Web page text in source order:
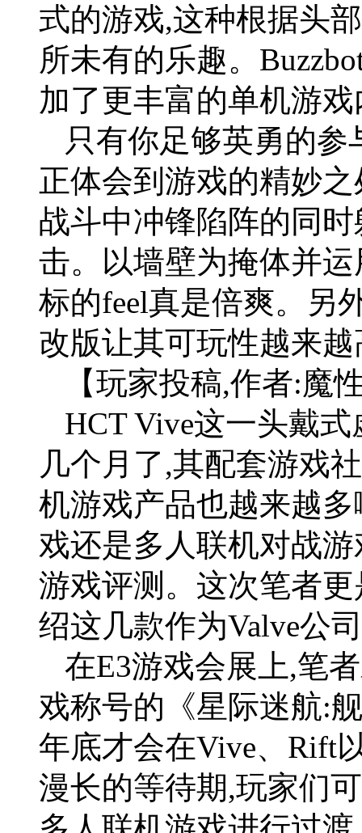
式的游戏,这种根据头
所未有的乐趣。
加了更丰富的单机游
只有你足够英勇的
正体会到游戏的精妙
战斗中冲锋陷阵的同
击。以墙壁为掩体并
标的feel真是倍爽。另
改版让其可玩性越来越
【玩家投稿,作者:魔
HCT Vive这一头戴
几个月了,其配套游戏
机游戏产品也越来越
戏还是多人联机对战
游戏评测。这次笔者
绍这几款作为Valve公
在E3游戏会展上,笔
戏称号的《星际迷航:
年底才会在Vive、Rift
漫长的等待期,玩家们